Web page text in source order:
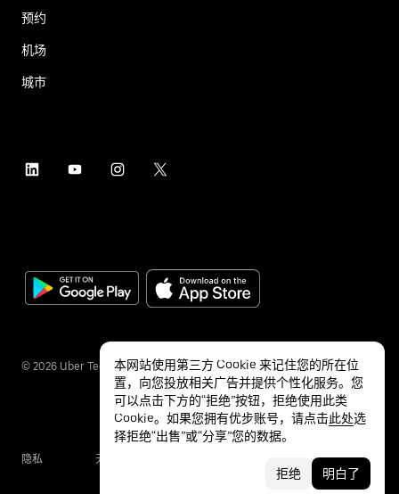
预约
机场
城市
© 2026 Uber Technologies Inc.
隐私 无障碍服务
本网站使用第三方 Cookie 来记住您的所在位
置，向您投放相关广告并提供个性化服务。您
可以点击下方的“拒绝”按钮，拒绝使用此类
Cookie。如果您拥有优步账号，请点击此处选
择拒绝“出售”或“分享”您的数据。
拒绝 明白了